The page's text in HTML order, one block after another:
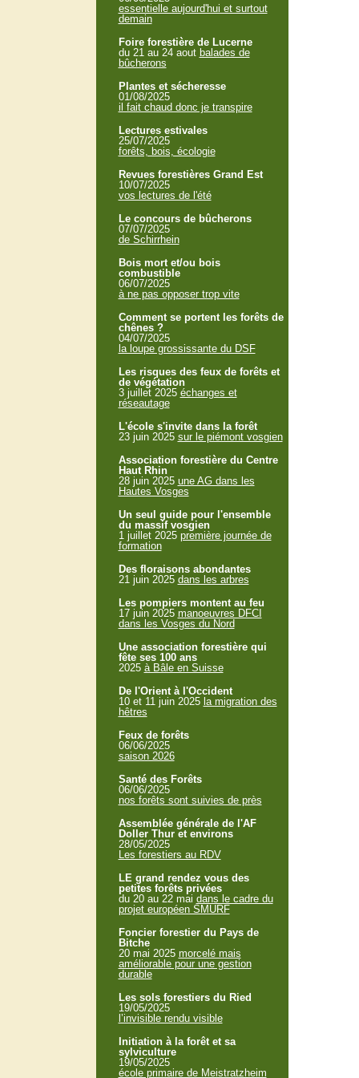
essentielle aujourd'hui et surtout
demain
Foire forestière de Lucerne
du 21 au 24 aout balades de
bûcherons
Plantes et sécheresse
01/08/2025
il fait chaud donc je transpire
Lectures estivales
25/07/2025
forêts, bois, écologie
Revues forestières Grand Est
10/07/2025
vos lectures de l'été
Le concours de bûcherons
07/07/2025
de Schirrhein
Bois mort et/ou bois
combustible
06/07/2025
à ne pas opposer trop vite
Comment se portent les forêts de
chênes ?
04/07/2025
la loupe grossissante du DSF
Les risques des feux de forêts et
de végétation
3 juillet 2025 échanges et
réseautage
L'école s'invite dans la forêt
23 juin 2025 sur le piémont vosgien
Association forestière du Centre
Haut Rhin
28 juin 2025 une AG dans les
Hautes Vosges
Un seul guide pour l'ensemble
du massif vosgien
1 juillet 2025 première journée de
formation
Des floraisons abondantes
21 juin 2025 dans les arbres
Les pompiers montent au feu
17 juin 2025 manoeuvres DFCI
dans les Vosges du Nord
Une association forestière qui
fête ses 100 ans
2025 à Bâle en Suisse
De l'Orient à l'Occident
10 et 11 juin 2025 la migration des
hêtres
Feux de forêts
06/06/2025
saison 2026
Santé des Forêts
06/06/2025
nos forêts sont suivies de près
Assemblée générale de l'AF
Doller Thur et environs
28/05/2025
Les forestiers au RDV
LE grand rendez vous des
petites forêts privées
du 20 au 22 mai dans le cadre du
projet européen SMURF
Foncier forestier du Pays de
Bitche
20 mai 2025 morcelé mais
améliorable pour une gestion
durable
Les sols forestiers du Ried
19/05/2025
l’invisible rendu visible
Initiation à la forêt et sa
sylviculture
19/05/2025
école primaire de Meistratzheim